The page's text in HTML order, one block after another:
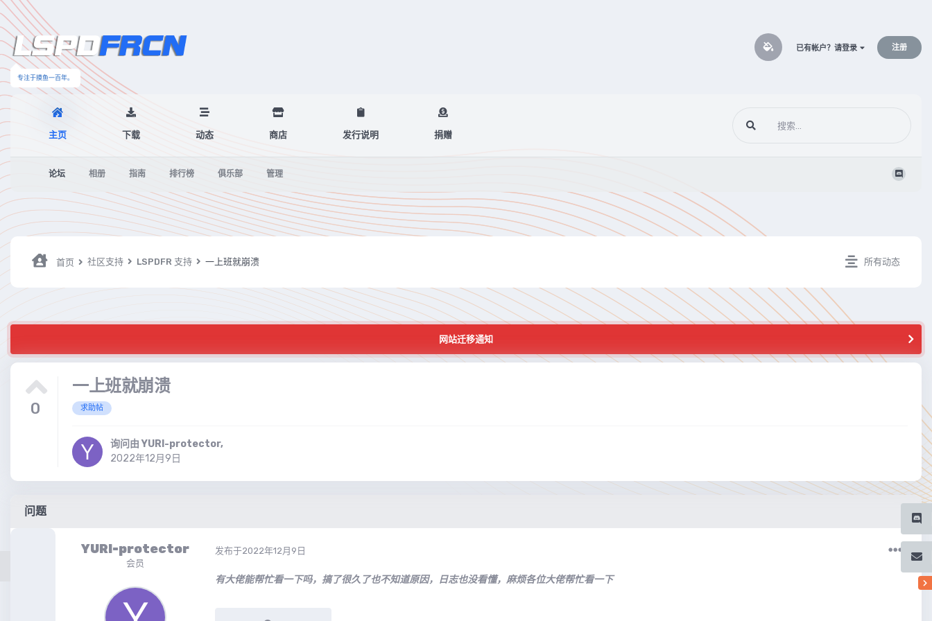
专注于摸鱼一百年。
已有帐户？请登录 注册
主页
论坛 相册 指南 排行榜 俱乐部 管理
下载 动态 商店 发行说明 捐赠
所有动态
首页 社区支持 LSPDFR 支持 一上班就崩溃
网站迁移通知
0
一上班就崩溃
求助帖
询问由 YURI-protector,
2022年12月9日
问题
YURI-protector
会员
发布于2022年12月9日
有大佬能帮忙看一下吗，搞了很久了也不知道原因，日志也没看懂，麻烦各位大佬帮忙看一下